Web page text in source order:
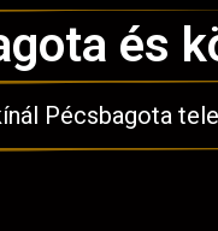
és
Pécsbagota